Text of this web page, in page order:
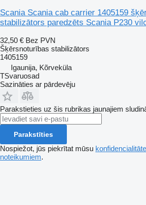
Scania Scania cab carrier 1405159
stabilizātors paredzēts Scania P230
32,50 € Bez PVN
Šķērsnoturības stabilizātors
1405159
Igaunija, Kõrveküla
TSvaruosad
Sazināties ar pārdevēju
Parakstieties uz šis rubrikas jaunajiem
Parakstīties
Nospiežot, jūs piekrītat mūsu
noteikumiem.